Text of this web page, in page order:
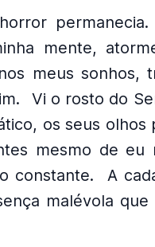
permanecia.
mente,
meus sonhos,
Vi o rosto do
os seus olhos
mesmo de eu
constante.
A
malévola que